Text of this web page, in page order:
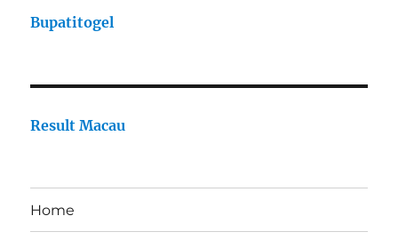
Bupatitogel
Result Macau
Home